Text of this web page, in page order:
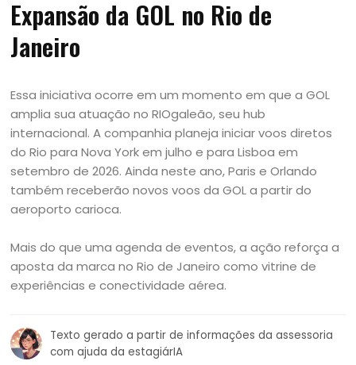
Expansão da GOL no Rio de
Janeiro
Essa iniciativa ocorre em um momento em que a GOL
amplia sua atuação no RIOgaleão, seu hub
internacional. A companhia planeja iniciar voos diretos
do Rio para Nova York em julho e para Lisboa em
setembro de 2026. Ainda neste ano, Paris e Orlando
também receberão novos voos da GOL a partir do
aeroporto carioca.
Mais do que uma agenda de eventos, a ação reforça a
aposta da marca no Rio de Janeiro como vitrine de
experiências e conectividade aérea.
Texto gerado a partir de informações da assessoria
com ajuda da estagiárIA